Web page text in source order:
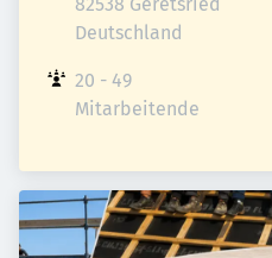
Deutschland
20 - 49
Mitarbeitende